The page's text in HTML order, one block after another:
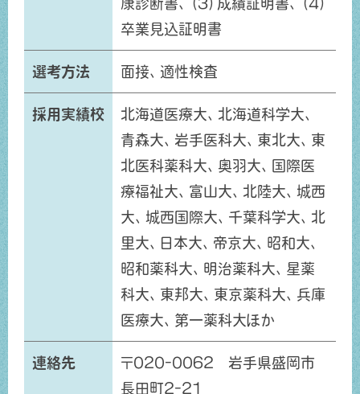
康診断書、（3）成績証明書、（4）
卒業見込証明書
選考方法 面接、適性検査
採用実績校
北海道医療大、北海道科学大、
青森大、岩手医科大、東北大、東
北医科薬科大、奥羽大、国際医
療福祉大、富山大、北陸大、城西
大、城西国際大、千葉科学大、北
里大、日本大、帝京大、昭和大、
昭和薬科大、明治薬科大、星薬
科大、東邦大、東京薬科大、兵庫
医療大、第一薬科大ほか
連絡先
〒020-0062 岩手県盛岡市
長田町2-21